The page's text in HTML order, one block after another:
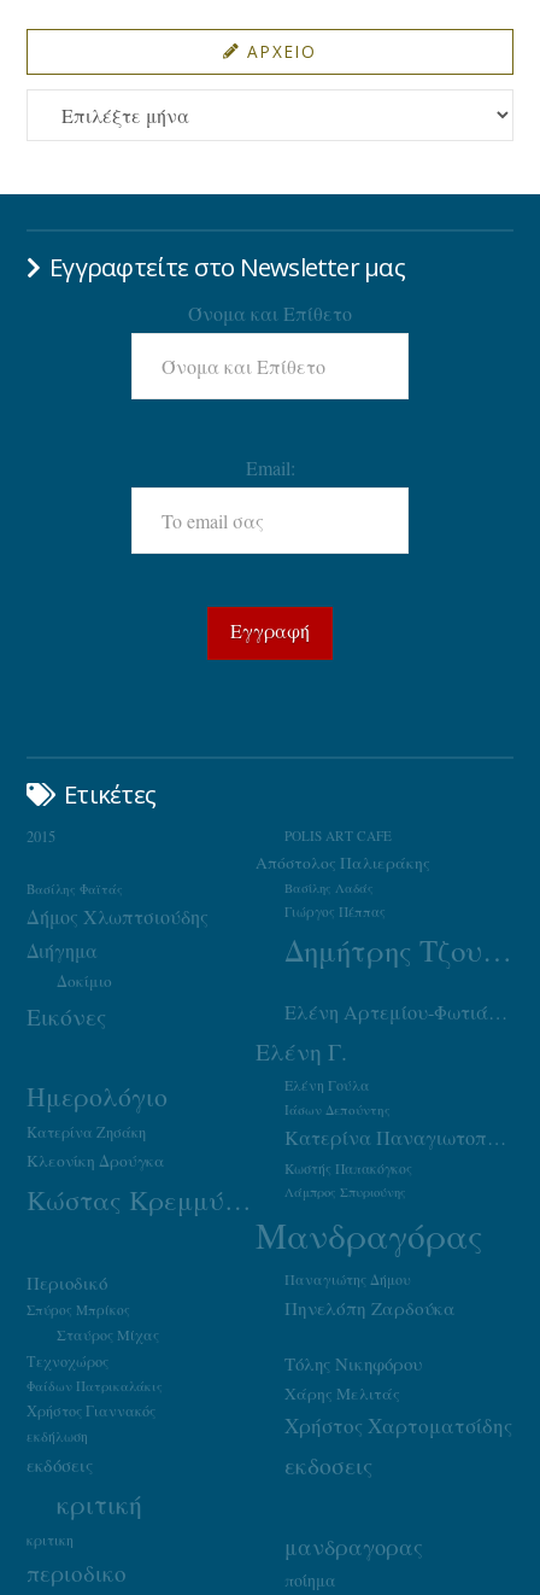
ΑΡΧΕΙΟ
ΑΡΧΕΙΟ
Εγγραφτείτε στο Newsletter μας
Όνομα και Επίθετο
Email:
Ετικέτες
2015 POLIS ART CAFE
Απόστολος Παλιεράκης
Βασίλης Λαδάς
Βασίλης Φαϊτάς
Γιώργος Πέππας
Δήμος Χλωπτσιούδης
Δημήτρης Τζουμάκας
Διήγημα
Δοκίμιο
Εικόνες Ελένη Αρτεμίου-Φωτιάδου
Ελένη Γ.
Ελένη Γούλα
Ημερολόγιο Ιάσων Δεπούντης
Κατερίνα Ζησάκη Κατερίνα Παναγιωτοπούλου
Κλεονίκη Δρούγκα Κωστής Παπακόγκος
Κώστας Κρεμμύδας Λάμπρος Σπυριούνης
Μανδραγόρας
Παναγιώτης Δήμου
Περιοδικό
Πηνελόπη Ζαρδούκα
Σπύρος Μπρίκος
Σταύρος Μίχας
Τεχνοχώρος
Τόλης Νικηφόρου
Φαίδων Πατρικαλάκις Χάρης Μελιτάς
Χρήστος Γιαννακός
Χρήστος Χαρτοματσίδης
εκδήλωση
εκδοσεις
εκδόσεις
κριτική
κριτικη μανδραγορας
περιοδικο ποίημα